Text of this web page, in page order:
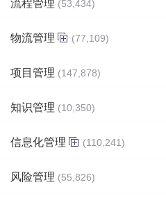
流程管理 (53,434)
物流管理 (77,109)
项目管理 (147,878)
知识管理 (10,350)
信息化管理 (110,241)
风险管理 (55,826)